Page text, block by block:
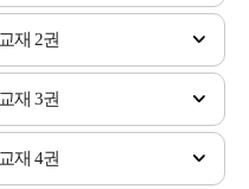
재 2권
재 3권
재 4권